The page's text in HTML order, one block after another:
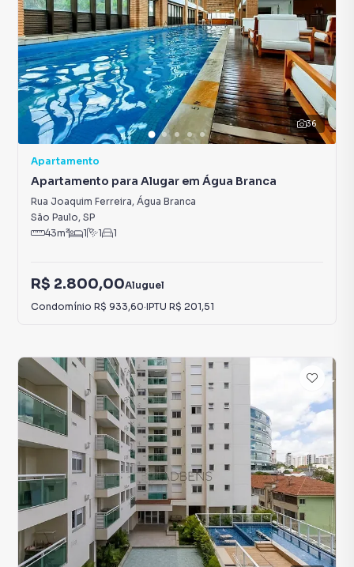
36
Apartamento
Apartamento para Alugar em Água Branca
Rua Joaquim Ferreira, Água Branca
São Paulo, SP
43m² 1 1 1
R$ 2.800,00Aluguel
Condomínio R$ 933,60·IPTU R$ 201,51